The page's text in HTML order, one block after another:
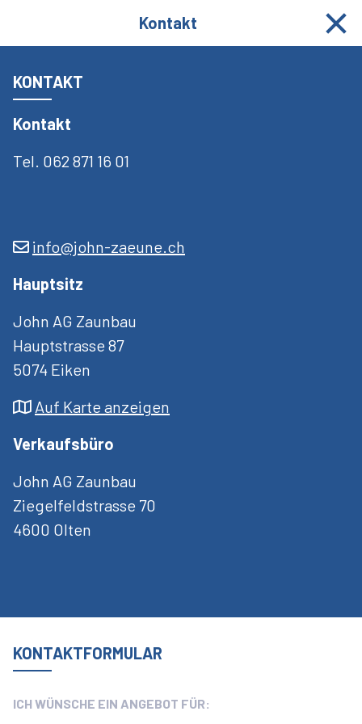
062 871 16 01 info@john-zaeune.ch
KONTAKT
Tel. 062 871 16 01
info@john-zaeune.ch
Hauptsitz
John AG Zaunbau
5074 Eiken
Auf Karte anzeigen
Verkaufsbüro
Kontakt
KONTAKT
Kontakt
Tel. 062 871 16 01
info@john-zaeune.ch
Hauptsitz
John AG Zaunbau
Hauptstrasse 87
5074 Eiken
Auf Karte anzeigen
Verkaufsbüro
John AG Zaunbau
Ziegelfeldstrasse 70
4600 Olten
KONTAKTFORMULAR
ICH WÜNSCHE EIN ANGEBOT FÜR: